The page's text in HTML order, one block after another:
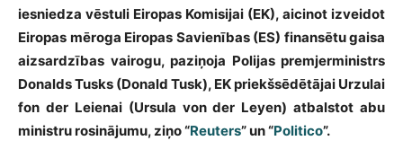
iesniedza vēstuli Eiropas Komisijai (EK), aicinot izveidot
Eiropas mēroga Eiropas Savienības (ES) finansētu gaisa
aizsardzības vairogu, paziņoja Polijas premjerministrs
Donalds Tusks (Donald Tusk), EK priekšsēdētājai Urzulai
fon der Leienai (Ursula von der Leyen) atbalstot abu
ministru rosinājumu, ziņo “Reuters” un “Politico”.